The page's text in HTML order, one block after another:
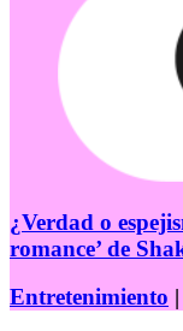
¿Verdad o
romance’ de
Entretenimiento